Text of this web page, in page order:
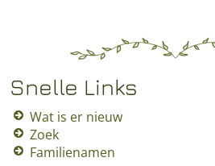
Snelle Links
Wat is er nieuw
Zoek
Familienamen